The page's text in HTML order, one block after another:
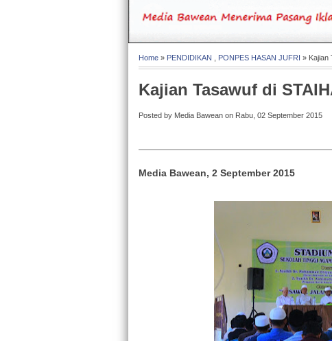
Home » PENDIDIKAN PONPES HASAN JUFRI » Kajian
Kajian Tasawuf di
Posted by Media Bawean on Rabu, 02 September 2015
Media Bawean, 2 September 2015